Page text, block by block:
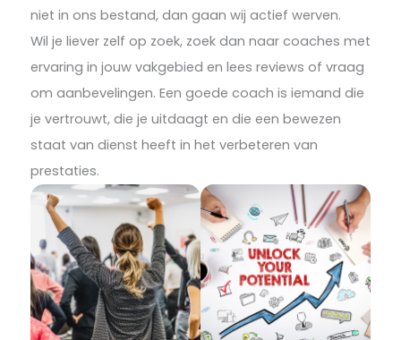
niet in ons bestand, dan gaan wij actief werven.
Wil je liever zelf op zoek, zoek dan naar coaches met
ervaring in jouw vakgebied en lees reviews of vraag
om aanbevelingen. Een goede coach is iemand die
je vertrouwt, die je uitdaagt en die een bewezen
staat van dienst heeft in het verbeteren van
prestaties.